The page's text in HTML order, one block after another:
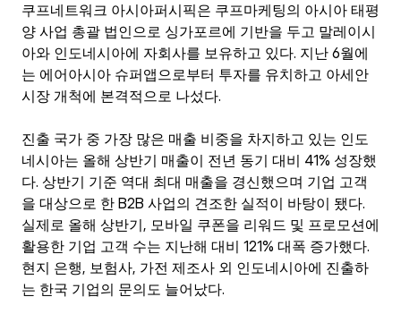
쿠프네트워크 아시아퍼시픽은 쿠프마케팅의 아시아 태평
양 사업 총괄 법인으로 싱가포르에 기반을 두고 말레이시
아와 인도네시아에 자회사를 보유하고 있다. 지난 6월에
는 에어아시아 슈퍼앱으로부터 투자를 유치하고 아세안
시장 개척에 본격적으로 나섰다.
진출 국가 중 가장 많은 매출 비중을 차지하고 있는 인도
네시아는 올해 상반기 매출이 전년 동기 대비 41% 성장했
다. 상반기 기준 역대 최대 매출을 경신했으며 기업 고객
을 대상으로 한 B2B 사업의 견조한 실적이 바탕이 됐다.
실제로 올해 상반기, 모바일 쿠폰을 리워드 및 프로모션에
활용한 기업 고객 수는 지난해 대비 121% 대폭 증가했다.
현지 은행, 보험사, 가전 제조사 외 인도네시아에 진출하
는 한국 기업의 문의도 늘어났다.